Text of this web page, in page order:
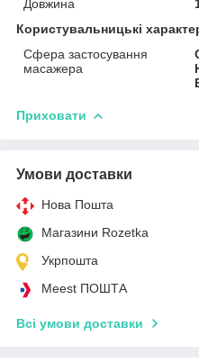
Довжина
Користувальницькі
Сфера застосування
масажера
Приховати
Умови доставки
Нова Пошта
Магазини Rozetka
Укрпошта
Meest ПОШТА
Всі умови доставки